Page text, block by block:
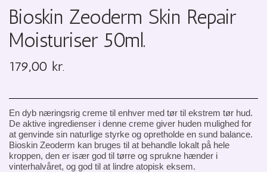
Bioskin Zeoderm Skin Repair
Moisturiser 50ml.
179,00 kr.
En dyb næringsrig creme til enhver med tør til ekstrem tør hud.
De aktive ingredienser i denne creme giver huden mulighed for
at genvinde sin naturlige styrke og opretholde en sund balance.
Bioskin Zeoderm kan bruges til at behandle lokalt på hele
kroppen, den er især god til tørre og sprukne hænder i
vinterhalvåret, og god til at lindre atopisk eksem.